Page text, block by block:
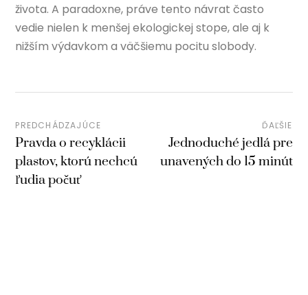
života. A paradoxne, práve tento návrat často
vedie nielen k menšej ekologickej stope, ale aj k
nižším výdavkom a väčšiemu pocitu slobody.
PREDCHÁDZAJÚCE
Pravda o recyklácii
plastov, ktorú nechcú
ľudia počuť
ĎAĽŠIE
Jednoduché jedlá pre
unavených do 15 minút